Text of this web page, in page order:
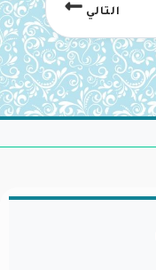
التالي